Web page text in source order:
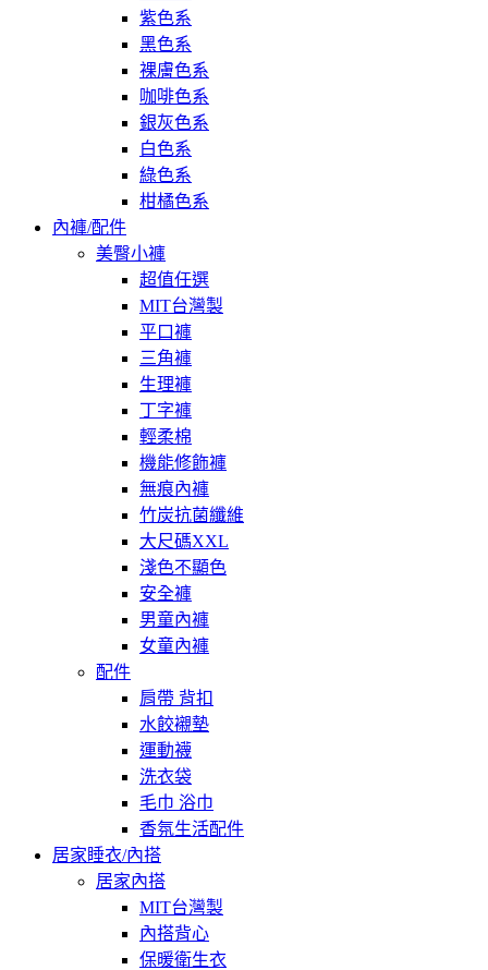
紫色系
黑色系
裸膚色系
咖啡色系
銀灰色系
白色系
綠色系
柑橘色系
內褲/配件
美臀小褲
超值任選
MIT台灣製
平口褲
三角褲
生理褲
丁字褲
輕柔棉
機能修飾褲
無痕內褲
竹炭抗菌纖維
大尺碼XXL
淺色不顯色
安全褲
男童內褲
女童內褲
配件
肩帶 背扣
水餃襯墊
運動襪
洗衣袋
毛巾 浴巾
香氛生活配件
居家睡衣/內搭
居家內搭
MIT台灣製
內搭背心
保暖衛生衣